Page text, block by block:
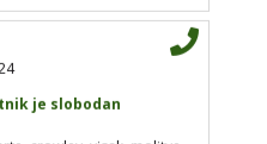
24
je slobodan
crowley, visak, molitve,